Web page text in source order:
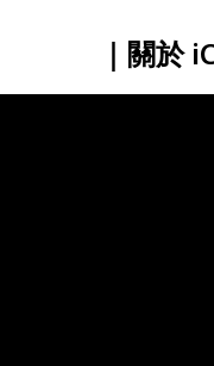
｜關於